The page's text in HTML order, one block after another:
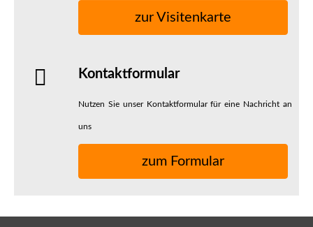
zur Visitenkarte
Kontaktformular
Nutzen Sie unser Kontaktformular für eine Nachricht an
uns
zum Formular